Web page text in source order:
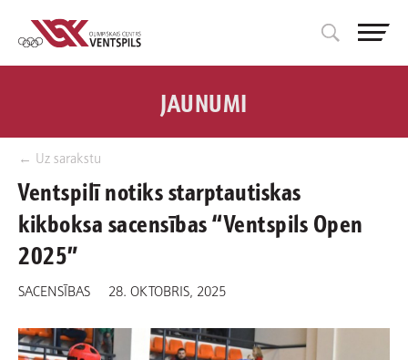
← Uz sarakstu
JAUNUMI
Ventspilī notiks starptautiskas
kikboksa sacensības “Ventspils Open
2025”
SACENSĪBAS 28. OKTOBRIS, 2025